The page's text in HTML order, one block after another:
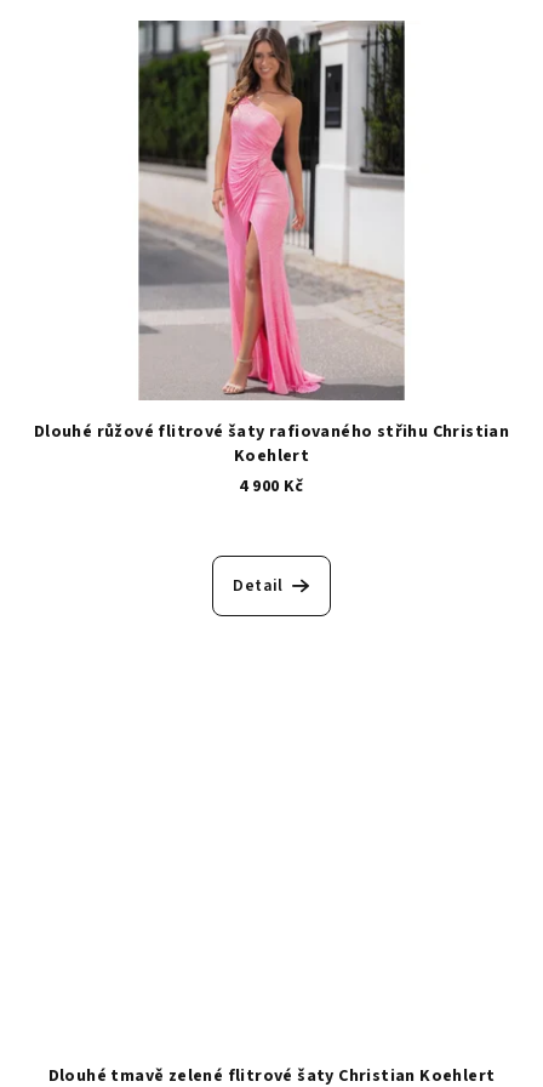
Dlouhé růžové flitrové šaty rafiovaného střihu Christian
Koehlert
4 900 Kč
Detail
Dlouhé tmavě zelené flitrové šaty Christian Koehlert